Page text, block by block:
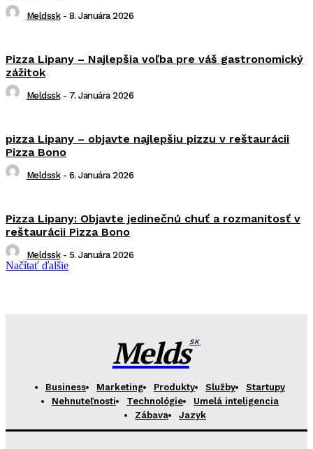
Meldssk - 8. Januára 2026
Pizza Lipany – Najlepšia voľba pre váš gastronomický
zážitok
Meldssk - 7. Januára 2026
pizza Lipany – objavte najlepšiu pizzu v reštaurácii
Pizza Bono
Meldssk - 6. Januára 2026
Pizza Lipany: Objavte jedinečnú chuť a rozmanitosť v
reštaurácii Pizza Bono
Meldssk - 5. Januára 2026
Načítať ďalšie
MeldsSK
Business Marketing Produkty Služby
Startupy
Nehnuteľnosti
Technológie
Umelá inteligencia
Zábava
Jazyk